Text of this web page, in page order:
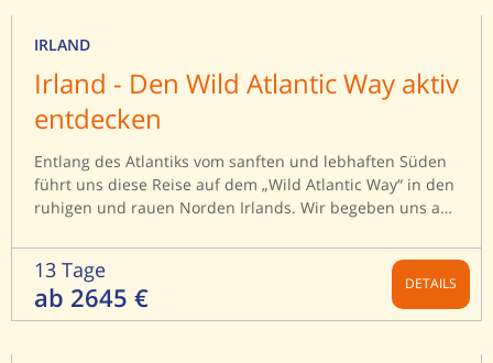
IRLAND
Irland - Den Wild Atlantic Way aktiv
entdecken
Entlang des Atlantiks vom sanften und lebhaften Süden
führt uns diese Reise auf dem „Wild Atlantic Way“ in den
ruhigen und rauen Norden Irlands. Wir begeben uns auf
auf der wir unberührte und malerische Landschaften,
wie auf den Inseln Achill Island und Inis Mór erleben.
13 Tage
ab 2645 € DETAILS